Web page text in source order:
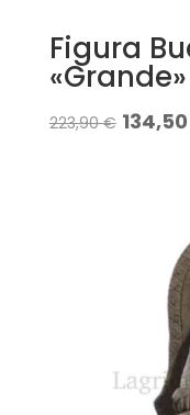
Figura
«Grande»
223,90€ El
134,50